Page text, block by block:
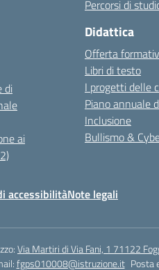
di
ai
Percorsi di
Didattica
Offerta
Libri di testo
I progetti delle
Piano annuale
Inclusione
Bullismo &
accessibilitàNote legali
Via Martiri di Via Fani, 1 71122
fgps010008@istruzione.it Posta